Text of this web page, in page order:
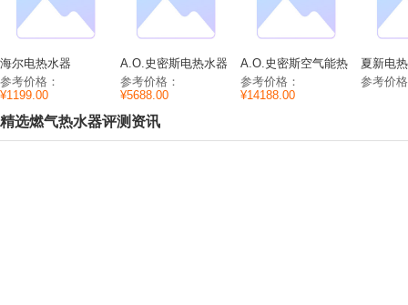
海尔电热水器
ES80H-HC(E)功能参
数/价格/图片
参考价格：
¥1199.00
A.O.史密斯电热水器
EWH-100D9功能参
数/价格/图片
参考价格：
¥5688.00
A.O.史密斯空气能热
水器HPA-50D1.0A功
能参数/价格/图片
参考价格：
¥14188.00
夏新电
国色天
格/图片
参考价
精选燃气热水器评测资讯